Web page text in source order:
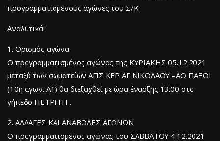
προγραμματισμένους αγώνες του Σ/Κ.
Αναλυτικά:
1. Ορισμός αγώνα
Ο προγραμματισμένος αγώνας της ΚΥΡΙΑΚΗΣ 05.12.2021
μεταξύ των σωματείων ΑΠΣ ΚΕΡ ΑΓ ΝΙΚΟΛΑΟΥ –ΑΟ ΠΑΞΟΙ
(10η αγων. Α1) θα διεξαχθεί με ώρα έναρξης 13.00 στο
γήπεδο ΠΕΤΡΙΤΗ .
2. ΑΛΛΑΓΕΣ ΚΑΙ ΑΝΑΒΟΛΕΣ ΑΓΩΝΩΝ
Ο προγραμματισμένος αγώνας του ΣΑΒΒΑΤΟΥ 4.12.2021